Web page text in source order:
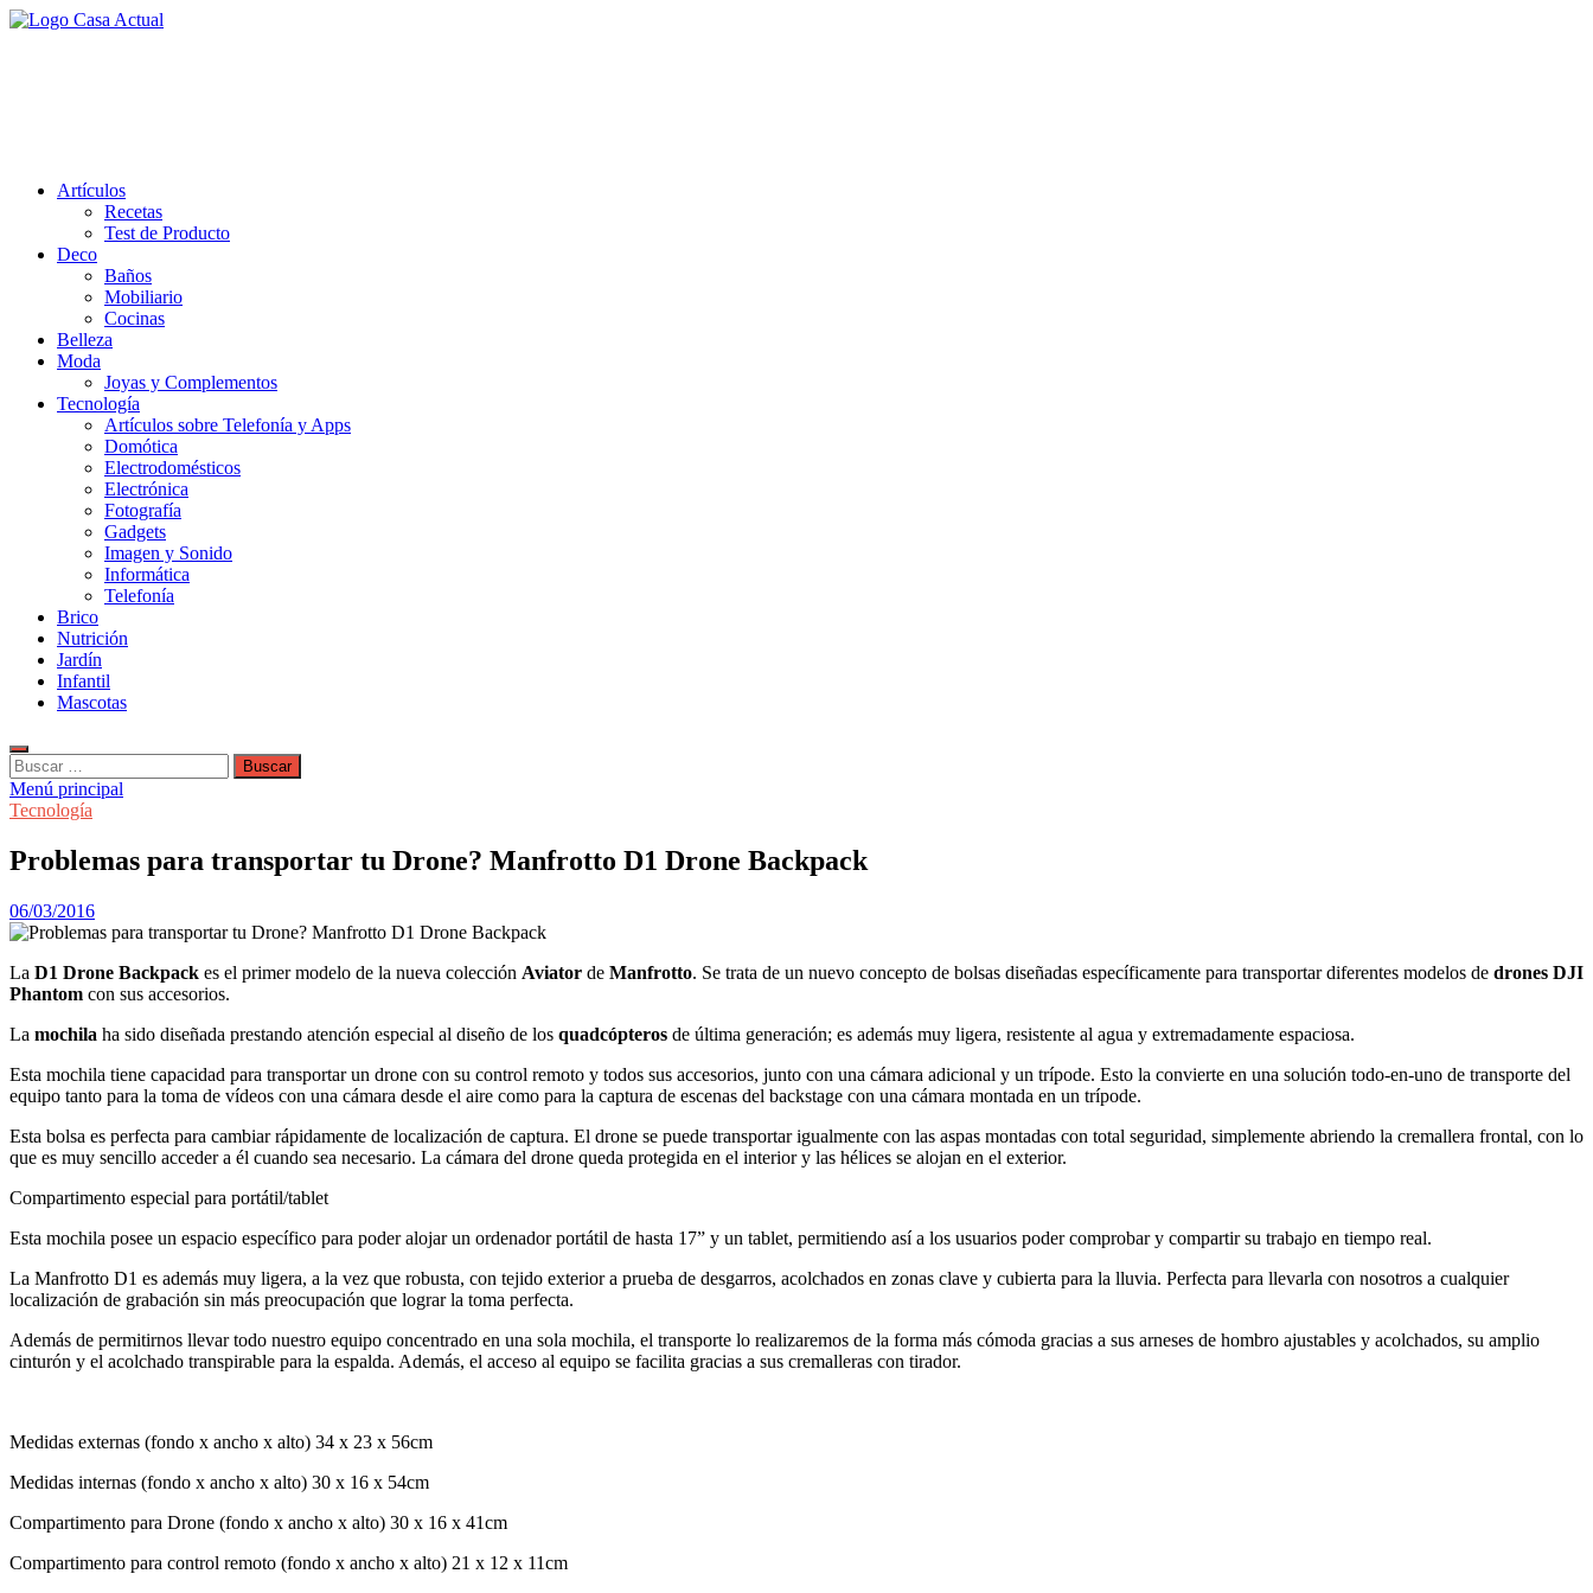
Saltar
Artículos
Recetas
Test de Producto
Deco
Baños
Mobiliario
Cocinas
Belleza
Moda
Joyas y Complementos
Tecnología
Artículos sobre Telefonía y Apps
Domótica
Electrodomésticos
Electrónica
Fotografía
Gadgets
Imagen y Sonido
Informática
Telefonía
Brico
Nutrición
Jardín
Infantil
Mascotas
Buscar:
Menú principal
Tecnología
Problemas para transportar tu Drone? Manfrotto D1 Drone Backpack
06/03/2016
La D1 Drone Backpack es el primer modelo de la nueva colección Aviator de Manfrotto. Se trata de un nuevo concepto de bolsas diseñadas específicamente para transportar diferentes modelos de drones DJI
Phantom con sus accesorios.
La mochila ha sido diseñada prestando atención especial al diseño de los quadcópteros de última generación; es además muy ligera, resistente al agua y extremadamente espaciosa.
Esta mochila tiene capacidad para transportar un drone con su control remoto y todos sus accesorios, junto con una cámara adicional y un trípode. Esto la convierte en una solución todo-en-uno de transporte del
equipo tanto para la toma de vídeos con una cámara desde el aire como para la captura de escenas del backstage con una cámara montada en un trípode.
Esta bolsa es perfecta para cambiar rápidamente de localización de captura. El drone se puede transportar igualmente con las aspas montadas con total seguridad, simplemente abriendo la cremallera frontal, con lo
que es muy sencillo acceder a él cuando sea necesario. La cámara del drone queda protegida en el interior y las hélices se alojan en el exterior.
Compartimento especial para portátil/tablet
Esta mochila posee un espacio específico para poder alojar un ordenador portátil de hasta 17” y un tablet, permitiendo así a los usuarios poder comprobar y compartir su trabajo en tiempo real.
La Manfrotto D1 es además muy ligera, a la vez que robusta, con tejido exterior a prueba de desgarros, acolchados en zonas clave y cubierta para la lluvia. Perfecta para llevarla con nosotros a cualquier
localización de grabación sin más preocupación que lograr la toma perfecta.
Además de permitirnos llevar todo nuestro equipo concentrado en una sola mochila, el transporte lo realizaremos de la forma más cómoda gracias a sus arneses de hombro ajustables y acolchados, su amplio
cinturón y el acolchado transpirable para la espalda. Además, el acceso al equipo se facilita gracias a sus cremalleras con tirador.
Medidas externas (fondo x ancho x alto) 34 x 23 x 56cm
Medidas internas (fondo x ancho x alto) 30 x 16 x 54cm
Compartimento para Drone (fondo x ancho x alto) 30 x 16 x 41cm
Compartimento para control remoto (fondo x ancho x alto) 21 x 12 x 11cm